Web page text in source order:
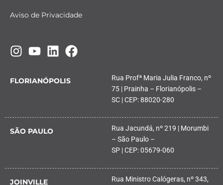
Aviso de Privacidade
FLORIANÓPOLIS
Rua Profª Maria Julia Franco, nº
75 | Prainha – Florianópolis –
SC | CEP: 88020-280
SÃO PAULO
Rua Jacundá, nº 219 | Morumbi
– São Paulo –
SP | CEP: 05679-060
JOINVILLE
Rua Ministro Calógeras, nº 343,